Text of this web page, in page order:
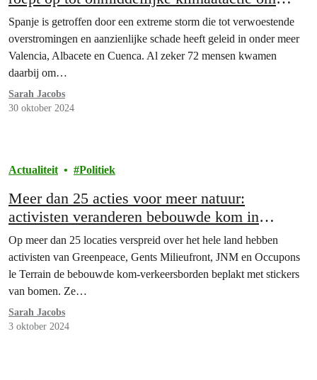
escalatie van extreem weer te voorkomen
Spanje is getroffen door een extreme storm die tot verwoestende
overstromingen en aanzienlijke schade heeft geleid in onder meer
Valencia, Albacete en Cuenca. Al zeker 72 mensen kwamen
daarbij om…
Sarah Jacobs
30 oktober 2024
Actualiteit Politiek
Meer dan 25 acties voor meer natuur:
activisten veranderen bebouwde kom in
beboomde kom
Op meer dan 25 locaties verspreid over het hele land hebben
activisten van Greenpeace, Gents Milieufront, JNM en Occupons
le Terrain de bebouwde kom-verkeersborden beplakt met stickers
van bomen. Ze…
Sarah Jacobs
3 oktober 2024